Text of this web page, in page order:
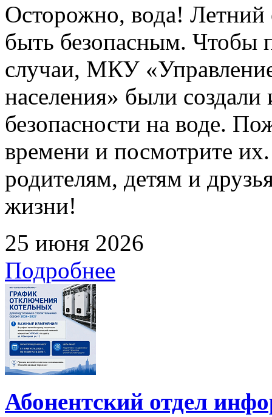
Осторожно, вода! Летний
быть безопасным. Чтобы
случаи, МКУ
населения» были
безопасности на воде.
времени и посмотрите
родителям, детям и
жизни!
25 июня 2026
Подробнее
Абонентский отдел